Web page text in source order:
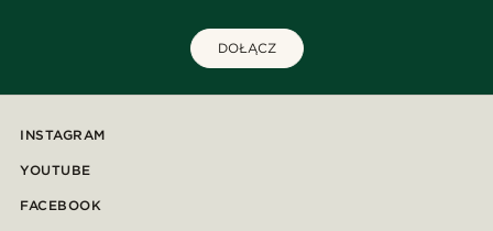
DOŁĄCZ
INSTAGRAM
YOUTUBE
FACEBOOK